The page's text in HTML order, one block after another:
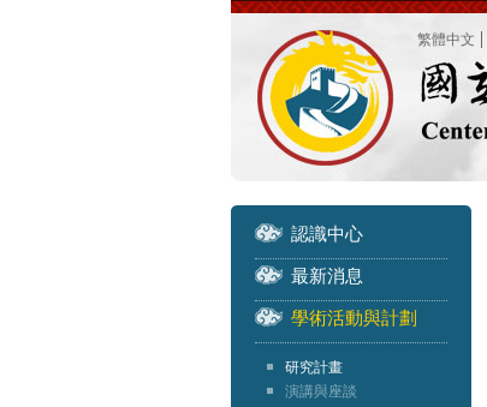
繁體中文
認識中心
最新消息
學術活動與計劃
研究計畫
演講與座談